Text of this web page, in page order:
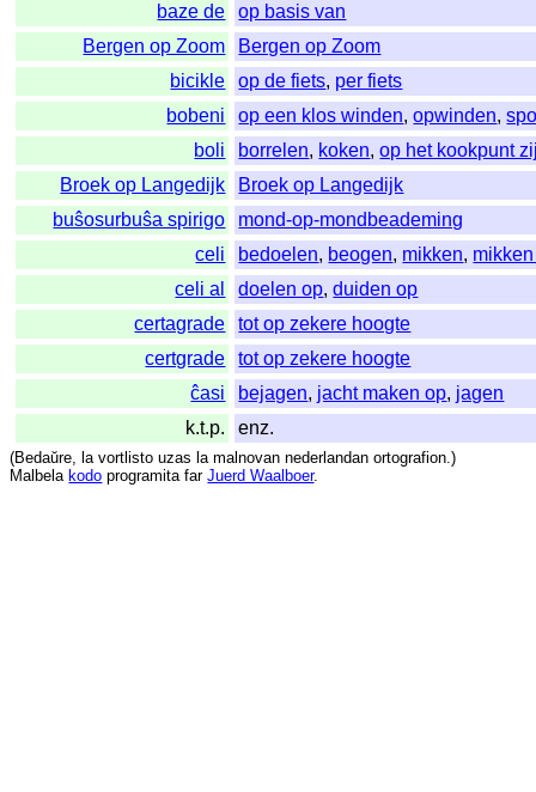
baze de
op basis van
Bergen op Zoom
Bergen op Zoom
bicikle
op de fiets, per fiets
bobeni
op een klos winden,opwinden,
boli
borrelen, koken,op het kookpunt
Broek op Langedijk
Broek op Langedijk
buŝosurbuŝa spirigo
mond-op-mondbeademing
celi
bedoelen, beogen, mikken,
celi al
doelen op,duiden op
certagrade
tot op zekere hoogte
certgrade
tot op zekere hoogte
ĉasi
bejagen, jacht maken op, jagen
k.t.p.
enz.
(Bedaŭre, la vortlisto uzas la malnovan nederlandan ortografion.)
Malbela kodo programita far Juerd Waalboer.